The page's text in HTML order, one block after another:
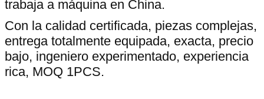
trabaja a máquina en China.
Con la calidad certificada, piezas complejas,
entrega totalmente equipada, exacta, precio
bajo, ingeniero experimentado, experiencia
rica, MOQ 1PCS.